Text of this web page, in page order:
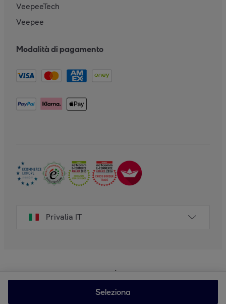
Seleziona
VeepeeTech
Veepee
Modalità di pagamento
Privalia IT